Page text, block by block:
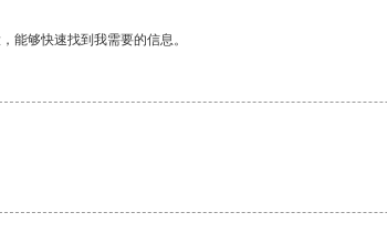
能够快速找到我需要的信息。